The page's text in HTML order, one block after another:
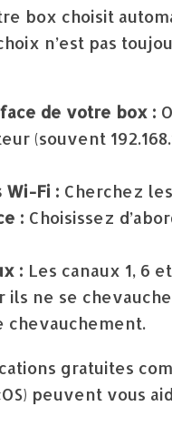
box choisit
n’est pas
de votre box :
(souvent
Wi-Fi : Cherchez
: Choisissez
: Les canaux 1, 6
ils ne se
chevauchement.
gratuites
peuvent vous